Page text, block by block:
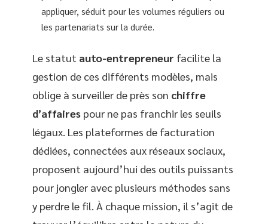
appliquer, séduit pour les volumes réguliers ou
les partenariats sur la durée.
Le statut auto-entrepreneur facilite la
gestion de ces différents modèles, mais
oblige à surveiller de près son chiffre
d’affaires pour ne pas franchir les seuils
légaux. Les plateformes de facturation
dédiées, connectées aux réseaux sociaux,
proposent aujourd’hui des outils puissants
pour jongler avec plusieurs méthodes sans
y perdre le fil. À chaque mission, il s’agit de